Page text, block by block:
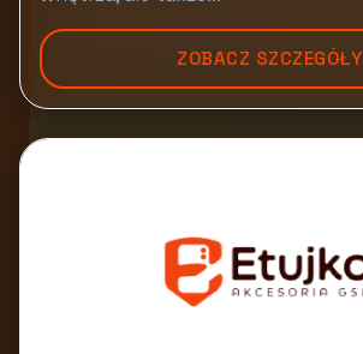
ZOBACZ SZCZEGÓŁY